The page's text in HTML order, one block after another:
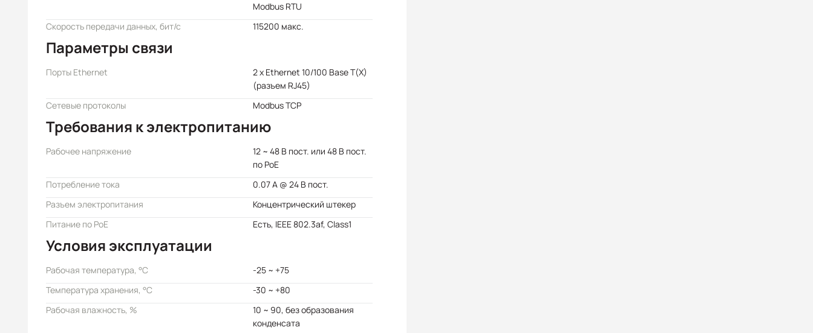
Modbus RTU
Скорость передачи данных, бит/с
115200 макс.
Параметры связи
Порты Ethernet
2 x Ethernet 10/100 Base T(X)
(разъем RJ45)
Сетевые протоколы
Modbus TCP
Требования к электропитанию
Рабочее напряжение
12 ~ 48 В пост. или 48 В пост.
по PoE
Потребление тока
0.07 А @ 24 В пост.
Разъем электропитания
Концентрический штекер
Питание по PoE
Есть, IEEE 802.3af, Class1
Условия эксплуатации
Рабочая температура, °C
-25 ~ +75
Температура хранения, °C
-30 ~ +80
Рабочая влажность, %
10 ~ 90, без образования
конденсата